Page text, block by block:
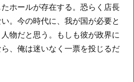
ホールが存在する。恐らく店長
。今の時代に、我が国が必要と
物だと思う。もしも彼が政界に
、俺は迷いなく一票を投じるだ